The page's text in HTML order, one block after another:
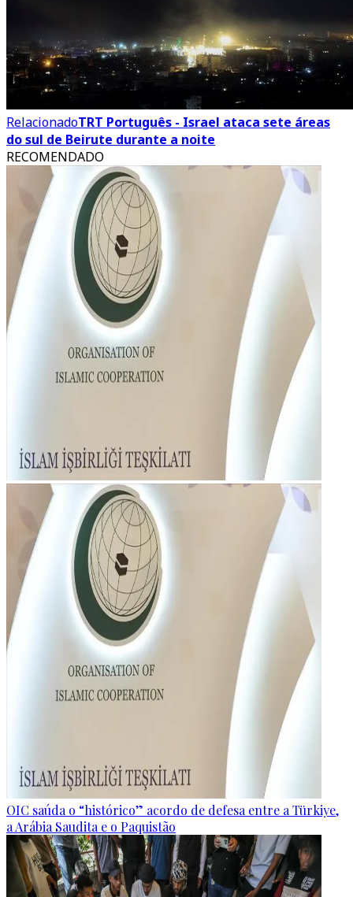
RelacionadoTRT Português - Israel ataca sete áreas
do sul de Beirute durante a noite
RECOMENDADO
OIC saúda o “histórico” acordo de defesa entre a Türkiye,
a Arábia Saudita e o Paquistão